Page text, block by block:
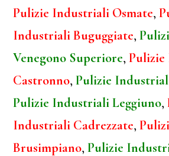
Pulizie Industriali Osmate,
Industriali Buguggiate,
Venegono Superiore,
Castronno,Pulizie
Pulizie Industriali Leggiuno,
Industriali Cadrezzate,
Brusimpiano,Pulizie